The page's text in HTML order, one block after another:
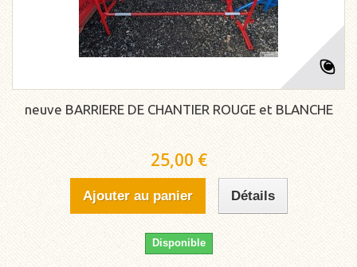
neuve BARRIERE DE CHANTIER ROUGE et BLANCHE
25,00 €
Ajouter au panier Détails
Disponible